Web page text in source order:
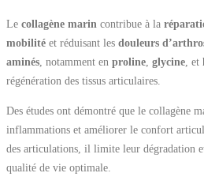
Le collagène marin contribue à la
mobilité et réduisant les douleurs
aminés , notamment en proline glycine , et
régénération des tissus articulaires.
Des études ont démontré que le collagène
inflammations et améliorer le confort
des articulations, il limite leur dégradation
qualité de vie optimale.